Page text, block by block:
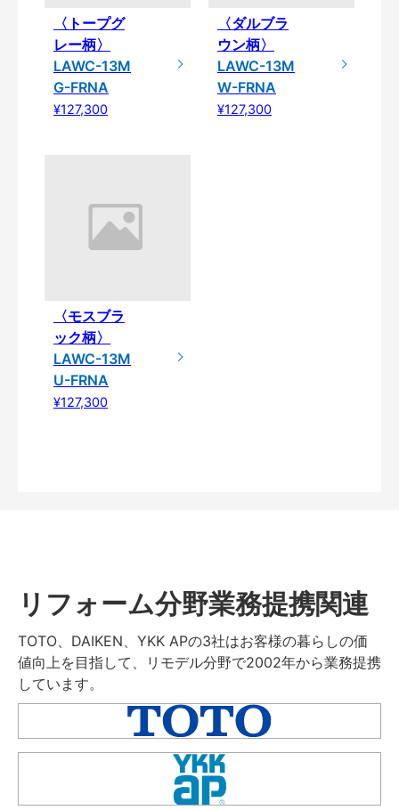
〈トープグ
レー柄〉
LAWC-13M
G-FRNA
¥127,300
〈ダルブラ
ウン柄〉
LAWC-13M
W-FRNA
¥127,300
〈モスブラ
ック柄〉
LAWC-13M
U-FRNA
¥127,300
リフォーム分野業務提携関連
TOTO、DAIKEN、YKK APの3社はお客様の暮らしの価
値向上を目指して、リモデル分野で2002年から業務提携
しています。